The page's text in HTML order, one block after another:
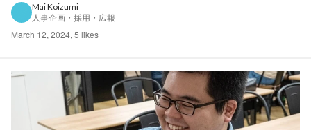
ンの力」を発揮しているのでしょうか？ 今年で6年目を迎えるデザイナ
ーのがじゅさんと、3年目のぱぺさんが描くこれからにつ...
Mai Koizumi
人事企画・採用・広報
March 12, 2024, 5 likes